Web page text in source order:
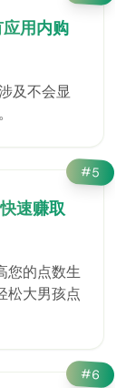
用内购
及不会显
#5
速赚取
您的点数生
松大男孩点
#6